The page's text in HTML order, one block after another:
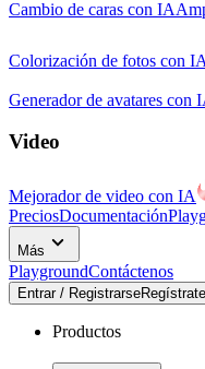
Cambio de caras con IA
Colorización de fotos con IA
Generador de avatares con
Video
Mejorador de video con IA
PreciosDocumentación
Más
PlaygroundContáctenos
Entrar / RegistrarseRegístrate
Productos